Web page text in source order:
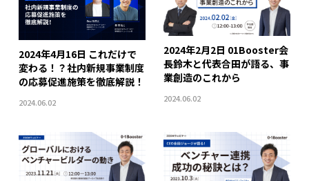
2024年4月16日 これだけで
変わる！？社内新規事業制度
の応募促進施策を徹底解説！
2024.06.02
2024年2月2日 01Booster会
長鈴木と代表合田が語る、事
業創造のこれから
2024.06.02